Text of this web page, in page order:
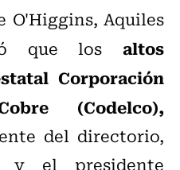
O'Higgins, Aquiles
que los altos
Corporación
(Codelco),
del directorio,
y el presidente